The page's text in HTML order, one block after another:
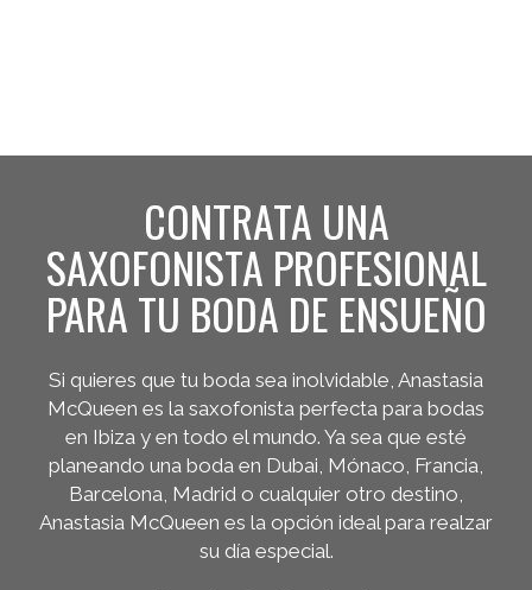
CONTRATA UNA
SAXOFONISTA PROFESIONAL
PARA TU BODA DE ENSUEÑO
Si quieres que tu boda sea inolvidable, Anastasia
McQueen es la saxofonista perfecta para bodas
en Ibiza y en todo el mundo. Ya sea que esté
planeando una boda en Dubai, Mónaco, Francia,
Barcelona, ​​Madrid o cualquier otro destino,
Anastasia McQueen es la opción ideal para realzar
su día especial.